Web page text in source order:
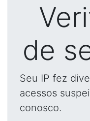
de
Seu IP fez
acessos
conosco.